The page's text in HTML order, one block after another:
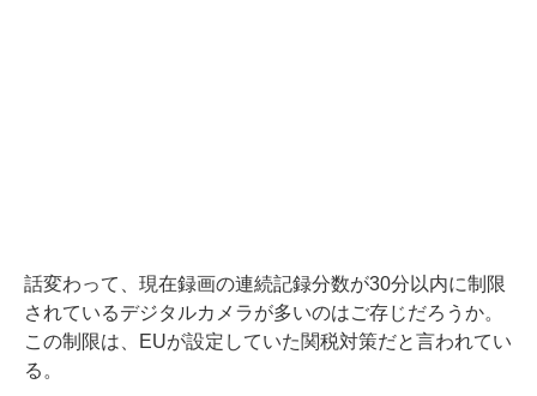
話変わって、現在録画の連続記録分数が30分以内に制限
されているデジタルカメラが多いのはご存じだろうか。
この制限は、EUが設定していた関税対策だと言われてい
る。